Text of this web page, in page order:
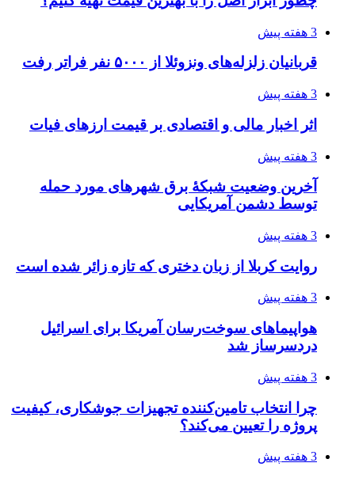
3 هفته پیش
از کجا تجهیزات ترافیکی باکیفیت بخریم؟ راهنمای
انتخاب بهترین فروشنده
ساقط شدن ۴۸۳۰ پهپاد اوکراینی با آتش پدافند
روسیه
4 هفته پیش
افزایش ۳ تا ۴ درجه‌ای دما در ایلام تا اواخر هفته
رکوردزنی عمل پیوند عضو در قلب پایتخت
مدیرعامل برق تهران: کاهش ۱۰ درصدی مصرف
برق، ضامن پایداری شبکه است
راه اندازی مرغداری؛ محاسبه هزینه، درآمد و سود با
طرح توجیهی